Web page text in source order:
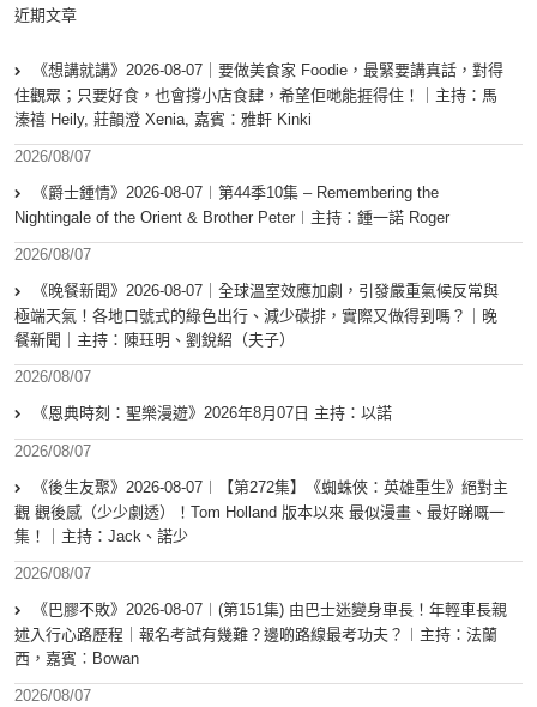
近期文章
《想講就講》2026-08-07｜要做美食家 Foodie，最緊要講真話，對得
住觀眾；只要好食，也會撐小店食肆，希望佢哋能捱得住！｜主持：馬
溱禧 Heily, 莊韻澄 Xenia, 嘉賓：雅軒 Kinki
2026/08/07
《爵士鍾情》2026-08-07︱第44季10集 – Remembering the
Nightingale of the Orient & Brother Peter︱主持：鍾一諾 Roger
2026/08/07
《晚餐新聞》2026-08-07｜全球溫室效應加劇，引發嚴重氣候反常與
極端天氣！各地口號式的綠色出行、減少碳排，實際又做得到嗎？｜晚
餐新聞｜主持：陳珏明、劉銳紹（夫子）
2026/08/07
《恩典時刻：聖樂漫遊》2026年8月07日 主持：以諾
2026/08/07
《後生友聚》2026-08-07︱【第272集】《蜘蛛俠：英雄重生》絕對主
觀 觀後感（少少劇透）！Tom Holland 版本以來 最似漫畫、最好睇嘅一
集！｜主持：Jack、諾少
2026/08/07
《巴膠不敗》2026-08-07︱(第151集) 由巴士迷變身車長！年輕車長親
述入行心路歷程｜報名考試有幾難？邊啲路線最考功夫？︱主持：法蘭
西，嘉賓︰Bowan
2026/08/07